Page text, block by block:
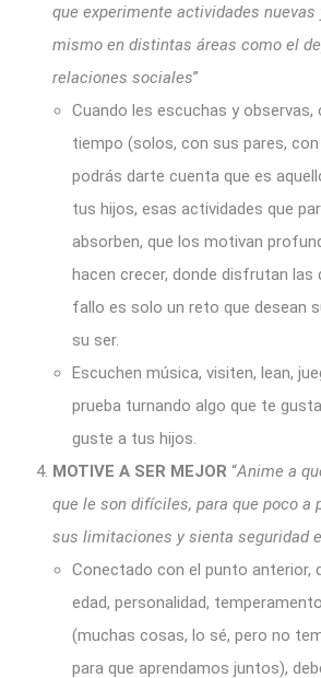
que experimente actividades nuevas
mismo en distintas áreas como el
relaciones sociales”
Cuando les escuchas y observas,
tiempo (solos, con sus pares,
podrás darte cuenta que es
tus hijos, esas actividades que
absorben, que los motivan
hacen crecer, donde disfrutan las
fallo es solo un reto que desean
su ser.
Escuchen música, visiten, lean,
prueba turnando algo que te
guste a tus hijos.
MOTIVE A SER MEJOR “Anime a
que le son difíciles, para que poco a
sus limitaciones y sienta seguridad
Conectado con el punto anterior,
edad, personalidad,
(muchas cosas, lo sé, pero no
para que aprendamos juntos),